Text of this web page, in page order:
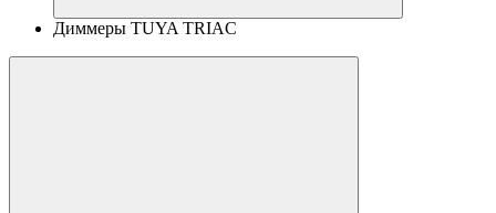
Диммеры TUYA TRIAC